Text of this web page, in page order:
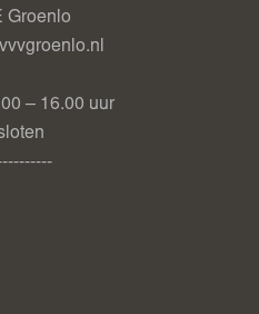
Groenlo
– 16.00 uur